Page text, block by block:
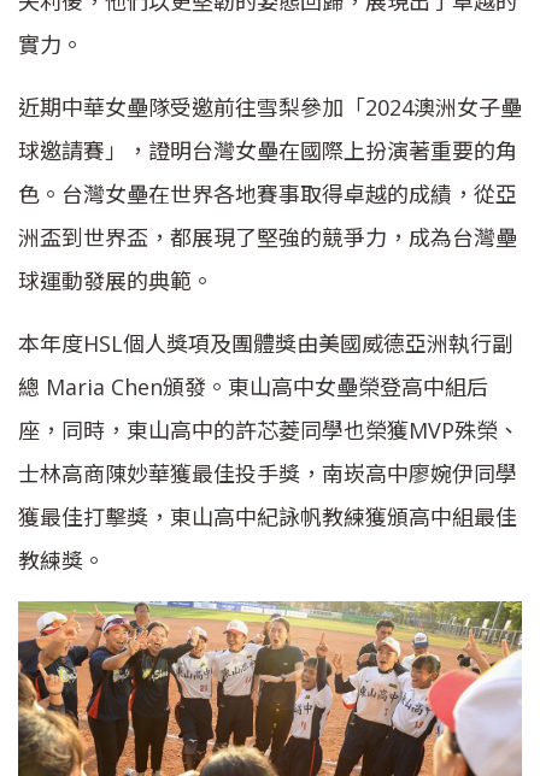
實力。
近期中華女壘隊受邀前往雪梨參加「2024澳洲女子壘
球邀請賽」，證明台灣女壘在國際上扮演著重要的角
色。台灣女壘在世界各地賽事取得卓越的成績，從亞
洲盃到世界盃，都展現了堅強的競爭力，成為台灣壘
球運動發展的典範。
本年度HSL個人獎項及團體獎由美國威德亞洲執行副
總 Maria Chen頒發。東山高中女壘榮登高中組后
座，同時，東山高中的許芯菱同學也榮獲MVP殊榮、
士林高商陳妙華獲最佳投手獎，南崁高中廖婉伊同學
獲最佳打擊獎，東山高中紀詠帆教練獲頒高中組最佳
教練獎。